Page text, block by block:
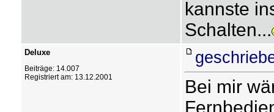
kannste
Schalten...
Deluxe
Beiträge: 14.007
Registriert am: 13.12.2001
Bei mir